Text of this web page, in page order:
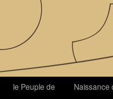
le Peuple de
Naissance